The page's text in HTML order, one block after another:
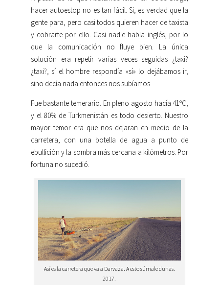
hacer autoestop no es tan fácil. Si, es verdad que la
gente para, pero casi todos quieren hacer de taxista
y cobrarte por ello. Casi nadie habla inglés, por lo
que la comunicación no fluye bien. La única
solución era repetir varias veces seguidas ¿taxi?
¿taxi?, sí el hombre respondía «sí» lo dejábamos ir,
sino decía nada entonces nos subíamos.
Fue bastante temerario. En pleno agosto hacía 41ºC,
y el 80% de Turkmenistán es todo desierto. Nuestro
mayor temor era que nos dejaran en medio de la
carretera, con una botella de agua a punto de
ebullición y la sombra más cercana a kilómetros. Por
fortuna no sucedió.
Así es la carretera que va a Darvaza. A esto súmale dunas.
2017.